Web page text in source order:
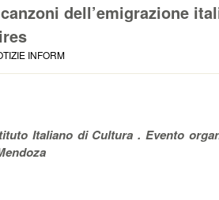
dell’emigrazione
INFORM
Italiano di Cultura . Evento